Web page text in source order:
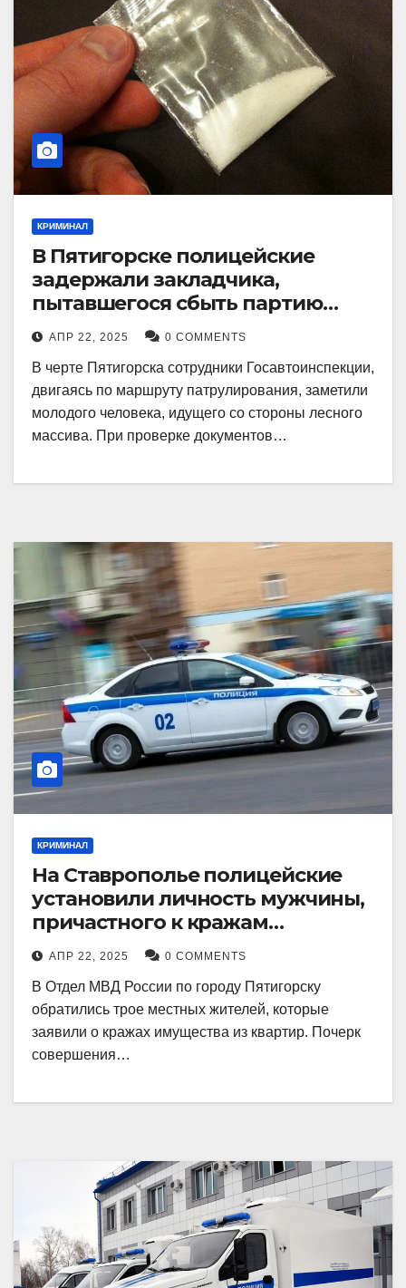
КРИМИНАЛ
В Пятигорске полицейские
задержали закладчика,
пытавшегося сбыть партию
синтетического наркотика
АПР 22, 2025 0 COMMENTS
В черте Пятигорска сотрудники Госавтоинспекции,
двигаясь по маршруту патрулирования, заметили
молодого человека, идущего со стороны лесного
массива. При проверке документов…
КРИМИНАЛ
На Ставрополье полицейские
установили личность мужчины,
причастного к кражам
имущества из квартир в
Пятигорске
АПР 22, 2025 0 COMMENTS
В Отдел МВД России по городу Пятигорску
обратились трое местных жителей, которые
заявили о кражах имущества из квартир. Почерк
совершения…